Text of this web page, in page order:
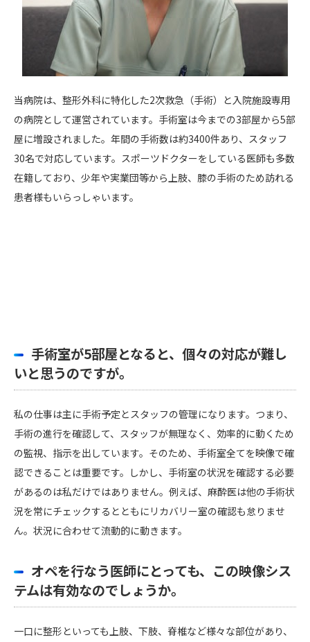
当病院は、整形外科に特化した2次救急（手術）と入院施設専用
の病院として運営されています。手術室は今までの3部屋から5部
屋に増設されました。 年間の手術数は約3400件あり、スタッフ
30名で対応しています。スポーツドクターをしている医師も多数
在籍しており、少年や実業団等から上肢、膝の手術のため訪れる
患者様もいらっしゃいます。
手術室が5部屋となると、個々の対応が難し
いと思うのですが。
私の仕事は主に手術予定とスタッフの管理になります。つまり、
手術の進行を確認して、スタッフが無理なく、効率的に動くため
の監視、指示を出しています。そのため、手術室全てを映像で確
認できることは重要です。しかし、手術室の状況を確認する必要
があるのは私だけではありません。例えば、麻酔医は他の手術状
況を常にチェックするとともにリカバリー室の確認も怠りませ
ん。状況に合わせて流動的に動きます。
オペを行なう医師にとっても、この映像シス
テムは有効なのでしょうか。
一口に整形といっても上肢、下肢、脊椎など様々な部位があり、